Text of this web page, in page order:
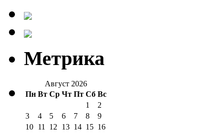
Метрика
Август 2026
Пн Вт Ср Чт Пт Сб Вс
1
2
3
4 5 6 7 8
9
10 11 12 13 14 15 16